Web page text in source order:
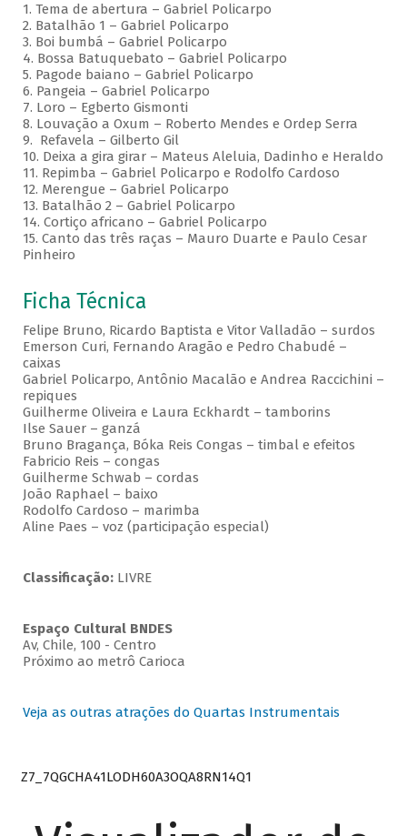
1. Tema de abertura – Gabriel Policarpo
2. Batalhão 1 – Gabriel Policarpo
3. Boi bumbá – Gabriel Policarpo
4. Bossa Batuquebato – Gabriel Policarpo
5. Pagode baiano – Gabriel Policarpo
6. Pangeia – Gabriel Policarpo
7. Loro – Egberto Gismonti
8. Louvação a Oxum – Roberto Mendes e Ordep Serra
9. Refavela – Gilberto Gil
10. Deixa a gira girar – Mateus Aleluia, Dadinho e Heraldo
11. Repimba – Gabriel Policarpo e Rodolfo Cardoso
12. Merengue – Gabriel Policarpo
13. Batalhão 2 – Gabriel Policarpo
14. Cortiço africano – Gabriel Policarpo
15. Canto das três raças – Mauro Duarte e Paulo Cesar
Pinheiro
Ficha Técnica
Felipe Bruno, Ricardo Baptista e Vitor Valladão – surdos
Emerson Curi, Fernando Aragão e Pedro Chabudé –
caixas
Gabriel Policarpo, Antônio Macalão e Andrea Raccichini –
repiques
Guilherme Oliveira e Laura Eckhardt – tamborins
Ilse Sauer – ganzá
Bruno Bragança, Bóka Reis Congas – timbal e efeitos
Fabricio Reis – congas
Guilherme Schwab – cordas
João Raphael – baixo
Rodolfo Cardoso – marimba
Aline Paes – voz (participação especial)
Classificação: LIVRE
Espaço Cultural BNDES
Av, Chile, 100 - Centro
Próximo ao metrô Carioca
Veja as outras atrações do Quartas Instrumentais
Z7_7QGCHA41LODH60A3OQA8RN14Q1